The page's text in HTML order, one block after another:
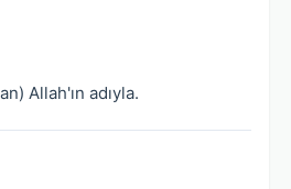
Allah'ın adıyla.